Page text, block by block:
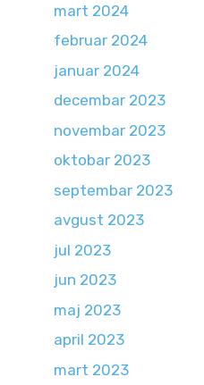
mart 2024
februar 2024
januar 2024
decembar 2023
novembar 2023
oktobar 2023
septembar 2023
avgust 2023
jul 2023
jun 2023
maj 2023
april 2023
mart 2023